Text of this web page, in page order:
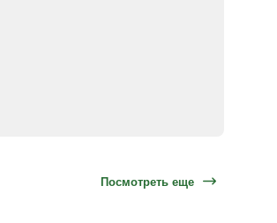
Посмотреть еще